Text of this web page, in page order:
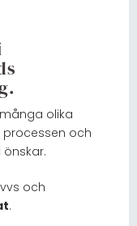
olika
processen och
och
.